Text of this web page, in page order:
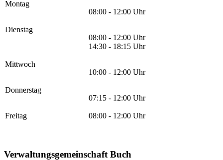
Montag
08:00 - 12:00 Uhr
Dienstag
08:00 - 12:00 Uhr
14:30 - 18:15 Uhr
Mittwoch
10:00 - 12:00 Uhr
Donnerstag
07:15 - 12:00 Uhr
Freitag 08:00 - 12:00 Uhr
Verwaltungsgemeinschaft Buch